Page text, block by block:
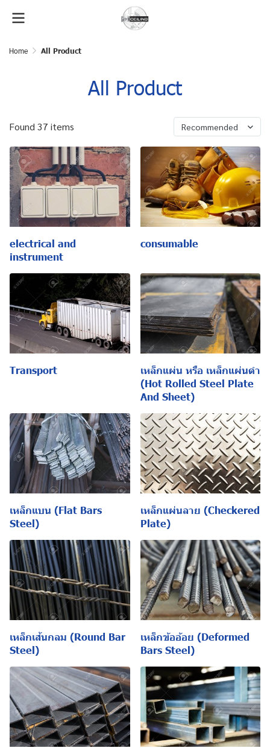
Home All Product
All Product
Found 37 items Recommended
electrical and
instrument
consumable
Transport
เหล็กแผ่น หรือ เหล็กแผ่นดำ
(Hot Rolled Steel Plate
And Sheet)
เหล็กแบน (Flat Bars
Steel)
เหล็กแผ่นลาย (Checkered
Plate)
เหล็กเส้นกลม (Round Bar
Steel)
เหล็กข้ออ้อย (Deformed
Bars Steel)